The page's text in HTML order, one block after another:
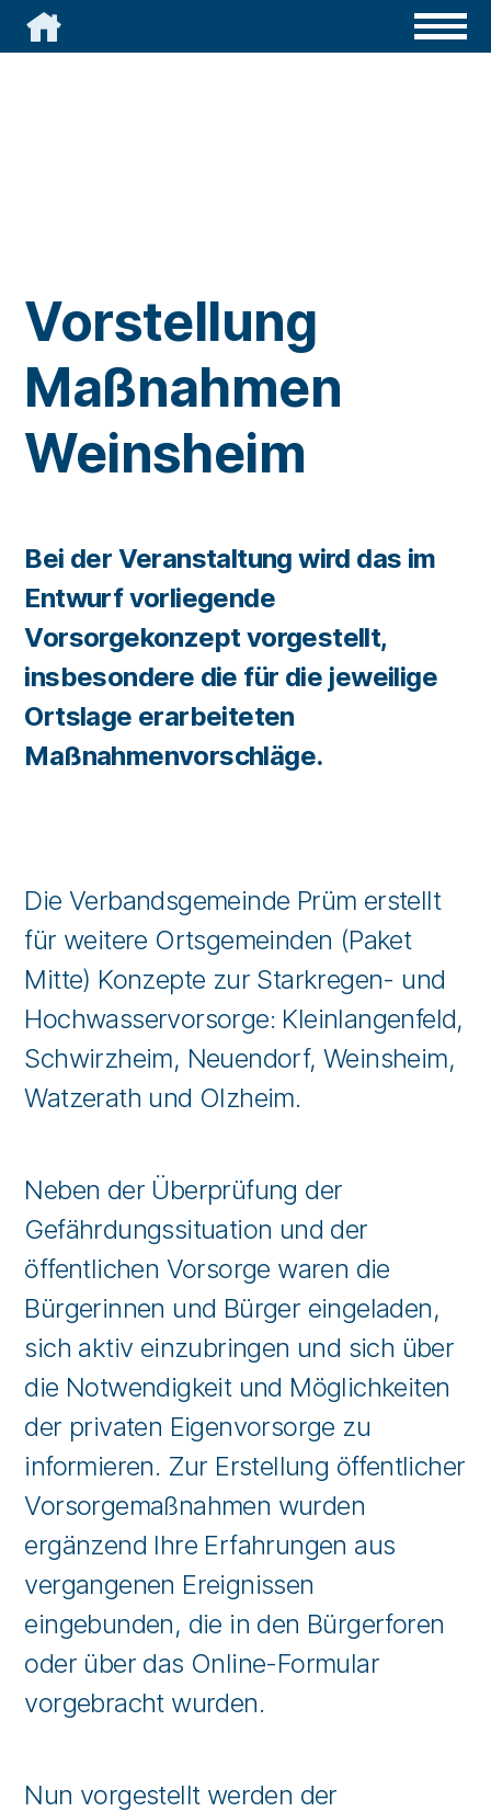

Vorstellung
Maßnahmen
Weinsheim
Bei der Veranstaltung wird das im
Entwurf vorliegende
Vorsorgekonzept vorgestellt,
insbesondere die für die jeweilige
Ortslage erarbeiteten
Maßnahmenvorschläge.
Die Verbandsgemeinde Prüm erstellt
für weitere Ortsgemeinden (Paket
Mitte) Konzepte zur Starkregen- und
Hochwasservorsorge: Kleinlangenfeld,
Schwirzheim, Neuendorf, Weinsheim,
Watzerath und Olzheim.
Neben der Überprüfung der
Gefährdungssituation und der
öffentlichen Vorsorge waren die
Bürgerinnen und Bürger eingeladen,
sich aktiv einzubringen und sich über
die Notwendigkeit und Möglichkeiten
der privaten Eigenvorsorge zu
informieren. Zur Erstellung öffentlicher
Vorsorgemaßnahmen wurden
ergänzend Ihre Erfahrungen aus
vergangenen Ereignissen
eingebunden, die in den Bürgerforen
oder über das Online-Formular
vorgebracht wurden.
Nun vorgestellt werden der